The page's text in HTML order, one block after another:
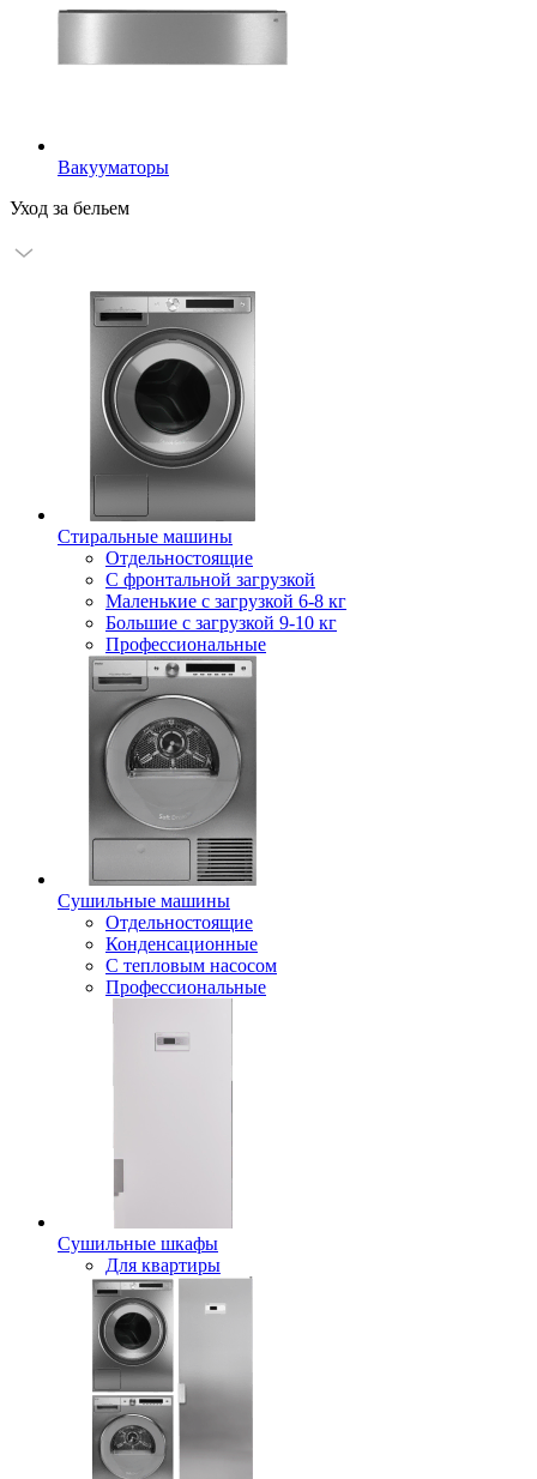
Вакууматоры
Уход за бельем
Стиральные машины
Отдельностоящие
С фронтальной загрузкой
Маленькие с загрузкой 6-8 кг
Большие с загрузкой 9-10 кг
Профессиональные
Сушильные машины
Отдельностоящие
Конденсационные
С тепловым насосом
Профессиональные
Сушильные шкафы
Для квартиры